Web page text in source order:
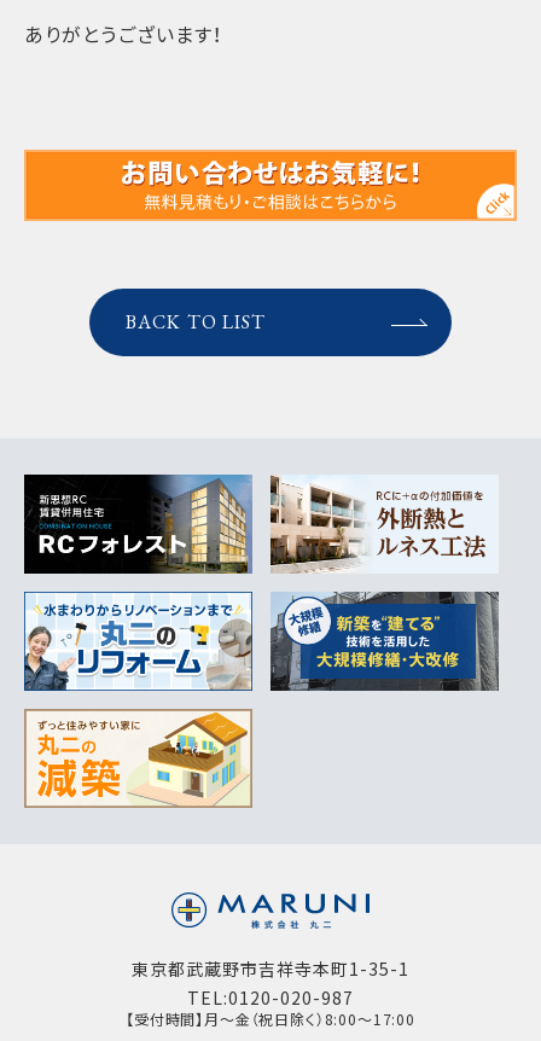
ありがとうございます！
BACK TO LIST
東京都武蔵野市吉祥寺本町1-35-1
TEL:0120-020-987
【受付時間】月～金（祝日除く）8:00～17:00